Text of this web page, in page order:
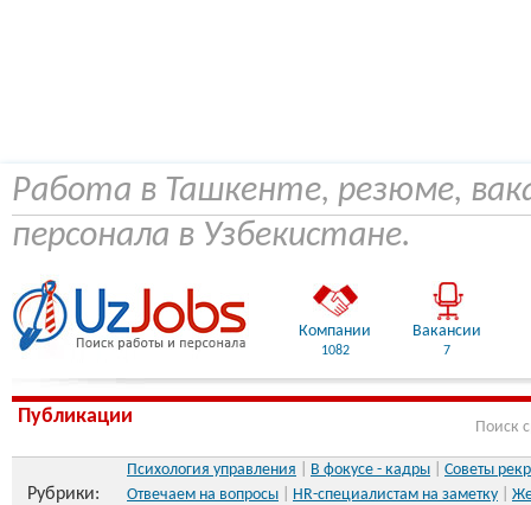
Работа в Ташкенте, резюме,
персонала в Узбекистане.
Компании
1082
Вакансии
7
Публикации Поиск
Рубрики:
Психология управления В фокусе - кадры
Советы
Отвечаем на вопросы
HR-специалистам на заметку